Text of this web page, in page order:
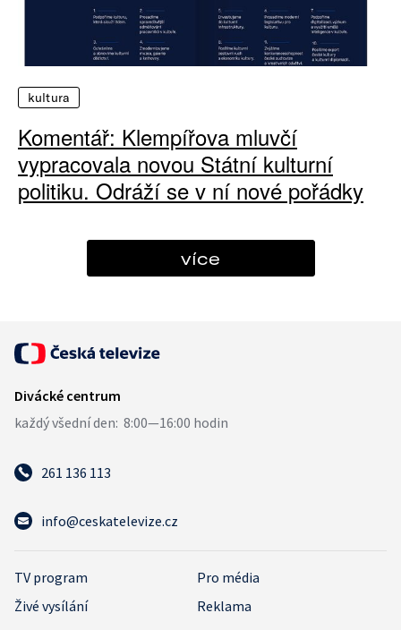
kultura
Komentář: Klempířova mluvčí
vypracovala novou Státní kulturní
politiku. Odráží se v ní nové pořádky
více
261 136 113
info@ceskatelevize.cz
TV program
Pro média
Živé vysílání
Reklama